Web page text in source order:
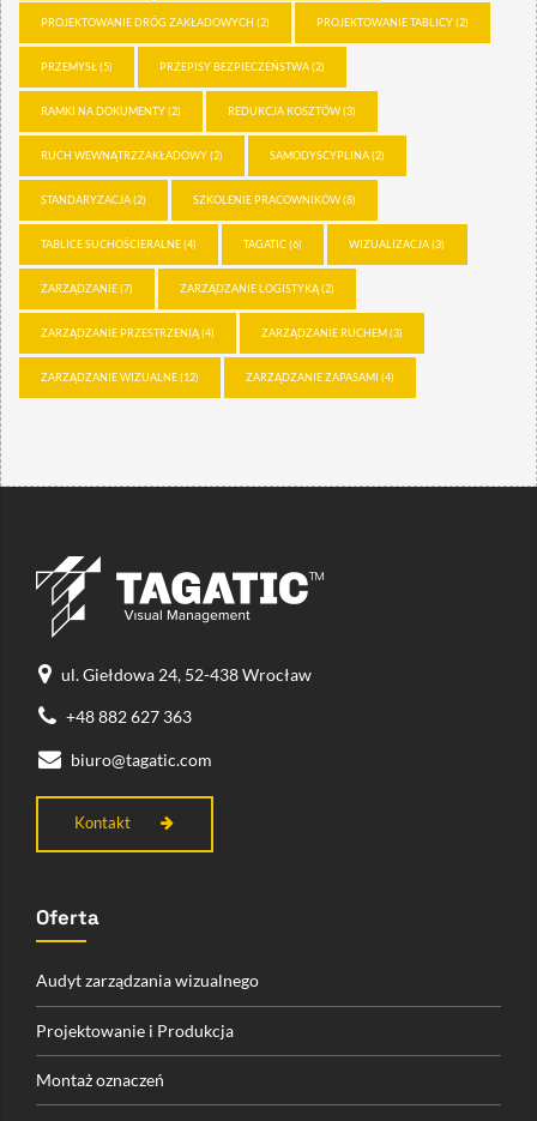
PROJEKTOWANIE DRÓG ZAKŁADOWYCH (2) PROJEKTOWANIE TABLICY(2)
PRZEMYSŁ(5) PRZEPISY BEZPIECZEŃSTWA(2)
RAMKI NA DOKUMENTY(2) REDUKCJA KOSZTÓW(3)
RUCH WEWNĄTRZZAKŁADOWY(2) SAMODYSCYPLINA(2)
STANDARYZACJA(2) SZKOLENIE PRACOWNIKÓW(8)
TABLICE SUCHOŚCIERALNE(4) TAGATIC(6) WIZUALIZACJA(3)
ZARZĄDZANIE(7) ZARZĄDZANIE LOGISTYKĄ(2)
ZARZĄDZANIE PRZESTRZENIĄ(4) ZARZĄDZANIE RUCHEM(3)
ZARZĄDZANIE WIZUALNE(12) ZARZĄDZANIE ZAPASAMI (4)
ul. Giełdowa 24, 52-438 Wrocław
+48 882 627 363
biuro@tagatic.com
Kontakt
Oferta
Audyt zarządzania wizualnego
Projektowanie i Produkcja
Montaż oznaczeń